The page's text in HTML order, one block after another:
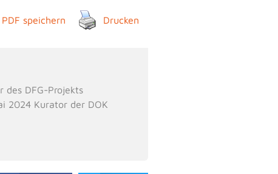
speichern Drucken
des DFG-Projekts
2024 Kurator der DOK